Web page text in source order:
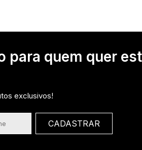
para quem quer
exclusivos!